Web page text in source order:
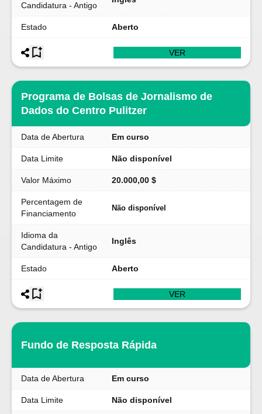
Candidatura - Antigo
Estado Aberto
VER
Programa de Bolsas de Jornalismo de
Dados do Centro Pulitzer
Data de Abertura Em curso
Data Limite Não disponível
Valor Máximo 20.000,00 $
Percentagem de
Financiamento
Não disponível
Idioma da
Candidatura - Antigo
Inglês
Estado Aberto
VER
Fundo de Resposta Rápida
Data de Abertura Em curso
Data Limite Não disponível